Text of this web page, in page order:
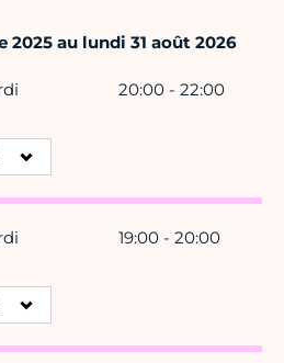
2025 au lundi 31 août 2026
20:00 - 22:00
19:00 - 20:00